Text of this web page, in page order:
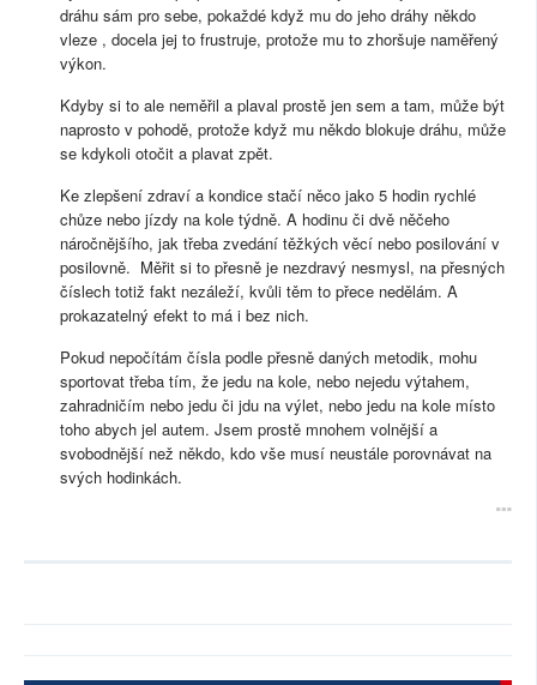
dráhu sám pro sebe, pokaždé když mu do jeho dráhy někdo
vleze , docela jej to frustruje, protože mu to zhoršuje naměřený
výkon.
Kdyby si to ale neměřil a plaval prostě jen sem a tam, může být
naprosto v pohodě, protože když mu někdo blokuje dráhu, může
se kdykoli otočit a plavat zpět.
Ke zlepšení zdraví a kondice stačí něco jako 5 hodin rychlé
chůze nebo jízdy na kole týdně. A hodinu či dvě něčeho
náročnějšího, jak třeba zvedání těžkých věcí nebo posilování v
posilovně. Měřit si to přesně je nezdravý nesmysl, na přesných
číslech totiž fakt nezáleží, kvůli těm to přece nedělám. A
prokazatelný efekt to má i bez nich.
Pokud nepočítám čísla podle přesně daných metodik, mohu
sportovat třeba tím, že jedu na kole, nebo nejedu výtahem,
zahradničím nebo jedu či jdu na výlet, nebo jedu na kole místo
toho abych jel autem. Jsem prostě mnohem volnější a
svobodnější než někdo, kdo vše musí neustále porovnávat na
svých hodinkách.